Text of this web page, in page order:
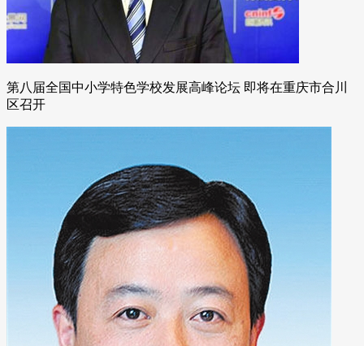
第八届全国中小学特色学校发展高峰论坛 即将在重庆市合川
区召开